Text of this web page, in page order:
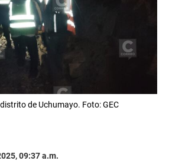
de Uchumayo. Foto: GEC
09:37 a.m.